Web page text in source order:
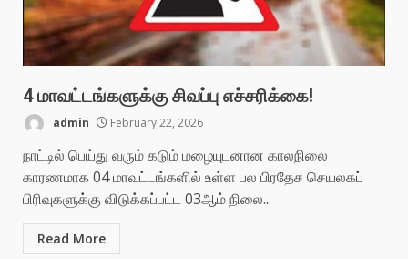
4 மாவட்டங்களுக்கு சிவப்பு எச்சரிக்கை!
admin February 22, 2026
நாட்டில் பெய்து வரும் கடும் மழையுடனான காலநிலை
காரணமாக 04 மாவட்டங்களில் உள்ள பல பிரதேச செயலகப்
பிரிவுகளுக்கு விடுக்கப்பட்ட 03ஆம் நிலை...
Read More